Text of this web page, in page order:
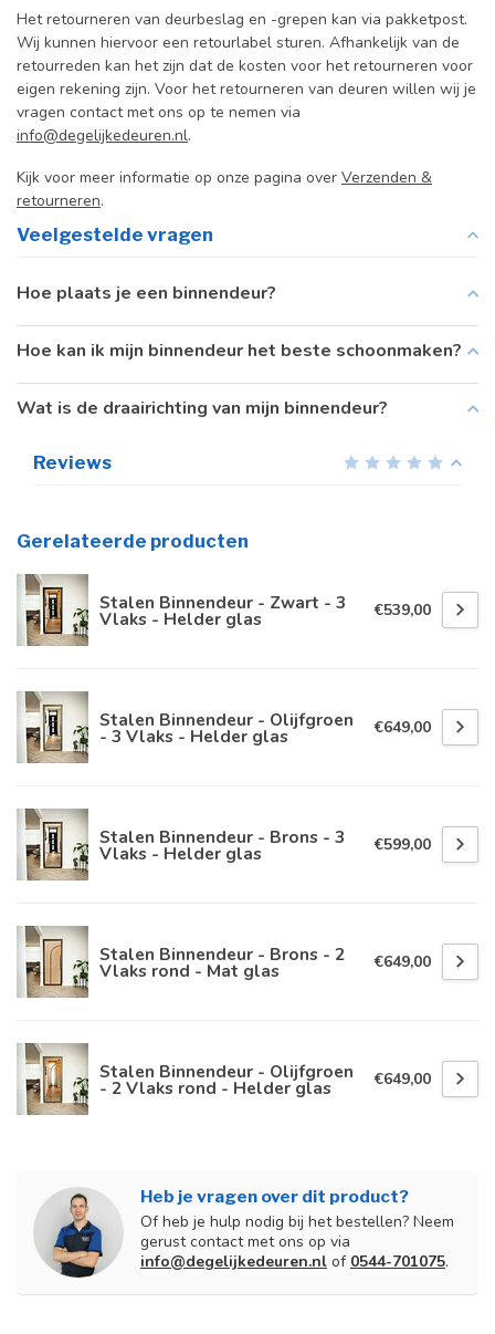
Het retourneren van deurbeslag en -grepen kan via pakketpost.
Wij kunnen hiervoor een retourlabel sturen. Afhankelijk van de
retourreden kan het zijn dat de kosten voor het retourneren voor
eigen rekening zijn. Voor het retourneren van deuren willen wij je
vragen contact met ons op te nemen via
info@degelijkedeuren.nl.
Kijk voor meer informatie op onze pagina over Verzenden &
retourneren.
Veelgestelde vragen
Hoe plaats je een binnendeur?
Hoe kan ik mijn binnendeur het beste schoonmaken?
Wat is de draairichting van mijn binnendeur?
Reviews
Gerelateerde producten
Stalen Binnendeur - Zwart - 3
Vlaks - Helder glas €539,00
Stalen Binnendeur - Olijfgroen
- 3 Vlaks - Helder glas €649,00
Stalen Binnendeur - Brons - 3
Vlaks - Helder glas €599,00
Stalen Binnendeur - Brons - 2
Vlaks rond - Mat glas €649,00
Stalen Binnendeur - Olijfgroen
- 2 Vlaks rond - Helder glas €649,00
Heb je vragen over dit product?
Of heb je hulp nodig bij het bestellen? Neem
gerust contact met ons op via
info@degelijkedeuren.nl of 0544-701075.